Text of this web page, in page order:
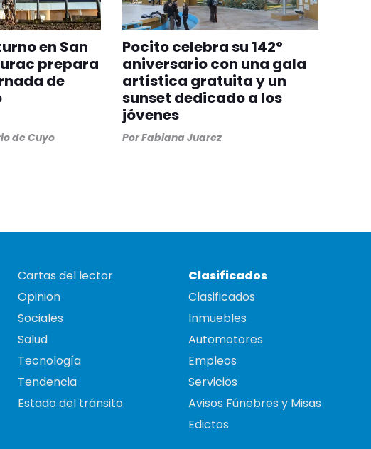
en San
prepara
de
de Cuyo
Pocito celebra su 142°
aniversario con una gala
artística gratuita y un
sunset dedicado a los
jóvenes
PorFabiana Juarez
Cartas del lector
Opinion
Sociales
Salud
Tecnología
Tendencia
Estado del tránsito
Clasificados
Clasificados
Inmuebles
Automotores
Empleos
Servicios
Avisos Fúnebres y Misas
Edictos